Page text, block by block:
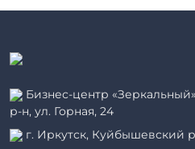
Бизнес-центр
р-н, ул. Горная, 24
г. Иркутск, Куйбышевский